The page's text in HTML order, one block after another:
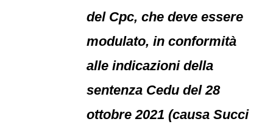
del Cpc, che deve essere
modulato, in conformità
alle indicazioni della
sentenza Cedu del 28
ottobre 2021 (causa Succi